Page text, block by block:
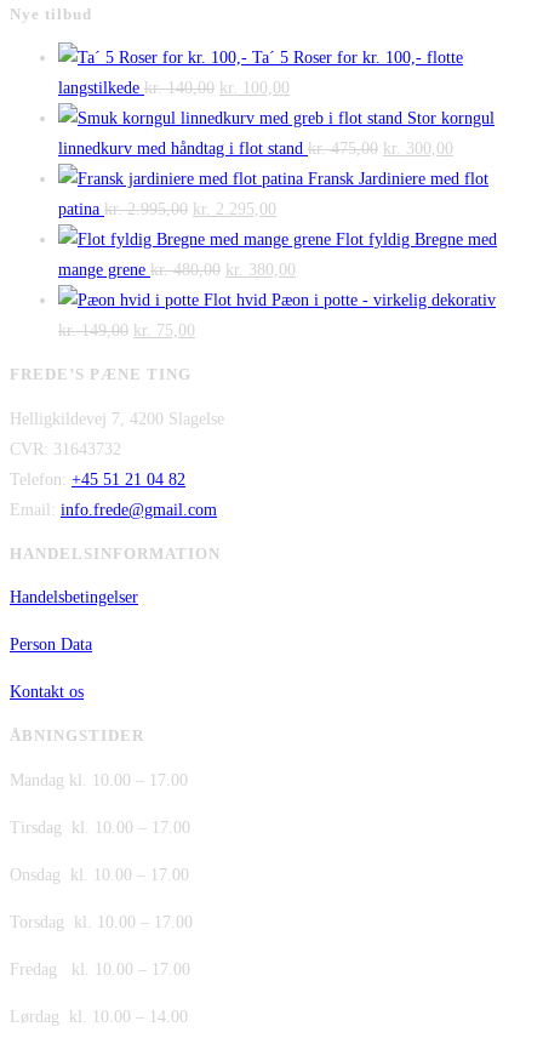
Nye tilbud
Ta´ 5 Roser for kr. 100,- flotte
langstilkede kr.140,00 Den
oprindelige
pris
var:
kr. 140,00.
kr. 100,00
aktuelle
pris
er:
Stor korngul
linnedkurv med håndtag i flot stand kr.475,00 Den
oprindelige
var:
kr. 300,00
aktuelle
er:
Fransk Jardiniere med flot
patina kr.2.995,00 Den
oprindelige
pris
var:
kr. 2.995,00.
kr. 2.295,00
aktuelle
pris
er:
Flot fyldig Bregne med
mange grene kr.480,00 Den
oprindelige
kr. 380,00
aktuelle
Flot hvid Pæon i potte - virkelig dekorativ
kr.149,00 Den
var:
kr. 75,00
er:
FREDE’S PÆNE TING
Helligkildevej 7, 4200 Slagelse
CVR: 31643732
Telefon: +45 51 21 04 82
Email: info.frede@gmail.com
HANDELSINFORMATION
Handelsbetingelser
Person Data
Kontakt os
ÅBNINGSTIDER
Mandag kl. 10.00 – 17.00
Tirsdag kl. 10.00 – 17.00
Onsdag kl. 10.00 – 17.00
Torsdag kl. 10.00 – 17.00
Fredag kl. 10.00 – 17.00
Lørdag kl. 10.00 – 14.00